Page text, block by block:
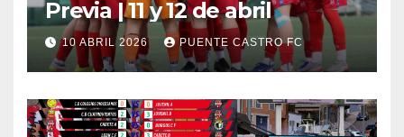
Previa | 11 y 12 de abril
10 ABRIL 2026 PUENTE CASTRO FC